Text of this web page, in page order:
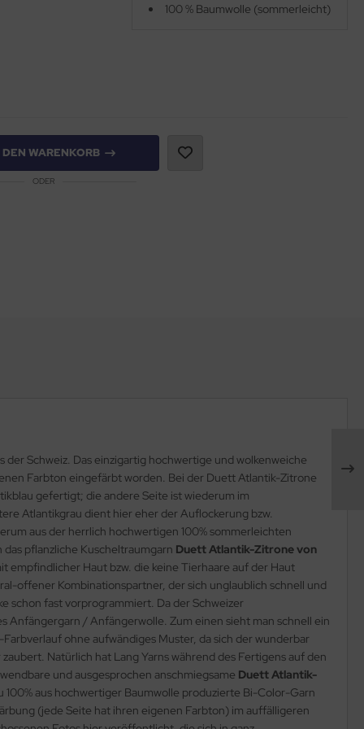
100 % Baumwolle (sommerleicht)
DEN WARENKORB
ODER
Schweiz. Das einzigartig hochwertige und wolkenweiche
Farbton eingefärbt worden. Bei der Duett Atlantik-Zitrone
gefertigt; die andere Seite ist wiederum im
Atlantikgrau dient hier eher der Auflockerung bzw.
aus der herrlich hochwertigen 100% sommerleichten
pflanzliche Kuscheltraumgarn Duett Atlantik-Zitrone von
empfindlicher Haut bzw. die keine Tierhaare auf der Haut
offener Kombinationspartner, der sich unglaublich schnell und
schon fast vorprogrammiert. Da der Schweizer
/ Anfängerwolle. Zum einen sieht man schnell ein
ohne aufwändiges Muster, da sich der wunderbar
Natürlich hat Lang Yarns während des Fertigens auf den
und ausgesprochen anschmiegsame Duett Atlantik-
aus hochwertiger Baumwolle produzierte Bi-Color-Garn
(jede Seite hat ihren eigenen Farbton) im auffälligeren